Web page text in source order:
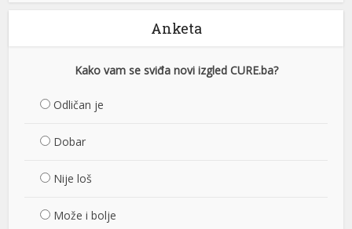
Anketa
Kako vam se sviđa novi izgled CURE.ba?
Odličan je
Dobar
Nije loš
Može i bolje